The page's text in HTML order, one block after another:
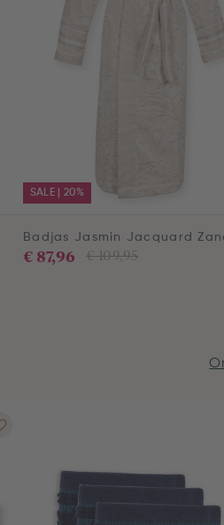
SALE | 20%
Badjas Jasmin Jacquard
€ 109,95
€ 87,96